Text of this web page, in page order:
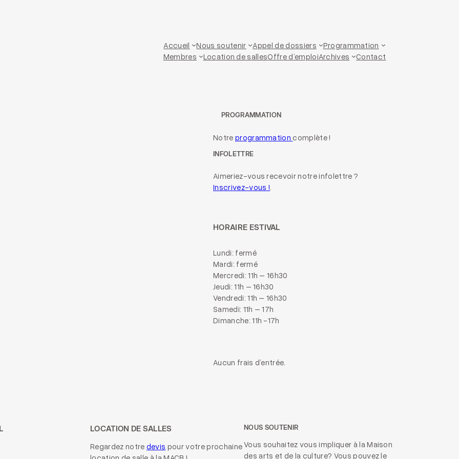
Accueil Nous soutenir Appel de dossiers
Programmation
Membres
Location de sallesOffre d’emploiArchives Contact
PROGRAMMATION
Notre programmation complète !
INFOLETTRE
Aimeriez-vous recevoir notre infolettre ?
Inscrivez-vous !.
HORAIRE ESTIVAL
Lundi: fermé
Mardi: fermé
Mercredi: 11h – 16h30
Jeudi: 11h – 16h30
Vendredi: 11h – 16h30
Samedi: 11h – 17h
Dimanche: 11h -17h
Aucun frais d’entrée.
LOCATION DE SALLES
Regardez notre devis pour votre prochaine
NOUS SOUTENIR
Vous souhaitez vous impliquer à la Maison
des arts et de la culture? Vous pouvez le